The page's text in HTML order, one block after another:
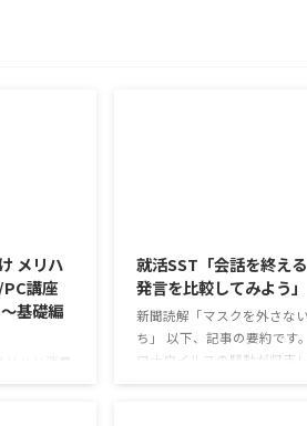
メリハ
PC講座
基礎編
リハリ消費
就活SST「会話を終え
発言を比較してみよう」
新聞読解「マスクを外さな
ち」 以下、記事の要約です
ロナウイルスの騒動が収束